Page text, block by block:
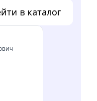
в каталог